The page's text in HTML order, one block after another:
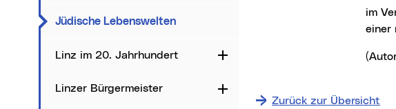
Jüdische Lebenswelten(aktueller Menüpunkt)
Linz im 20. Jahrhundert Aufklappen
Linzer Bürgermeister Aufklappen
im
einer
Zurück zur Übersicht